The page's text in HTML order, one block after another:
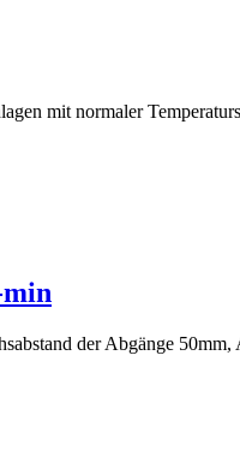
mit normaler
der Abgänge 50mm,